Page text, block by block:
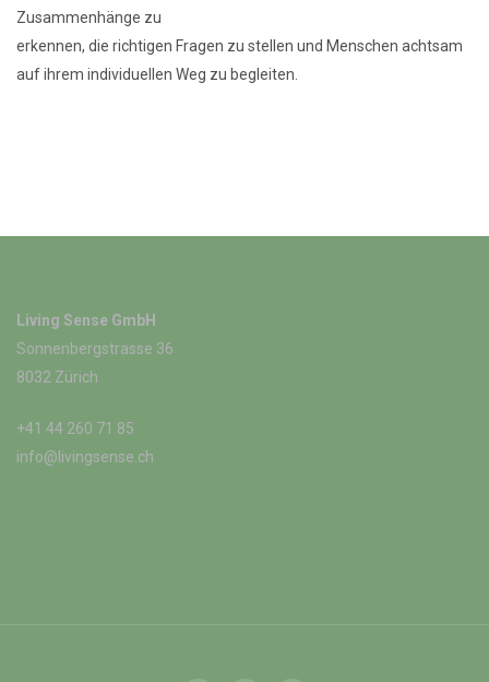
Zusammenhänge zu
erkennen, die richtigen Fragen zu stellen und Menschen achtsam
auf ihrem individuellen Weg zu begleiten.
Living Sense GmbH
Sonnenbergstrasse 36
8032 Zürich
+41 44 260 71 85
info@livingsense.ch